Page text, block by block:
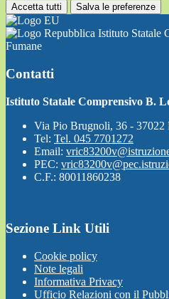
Accetta tutti Salva le preferenze
Istituto Statale
Fumane
Contatti
Istituto Statale Comprensivo B.
Via Pio Brugnoli, 36 - 37022
Tel: Tel. 045 7701272
Email:
PEC:
C.F.: 80011860238
Sezione Link Utili
Cookie policy
Note legali
Informativa Privacy
Ufficio Relazioni con il